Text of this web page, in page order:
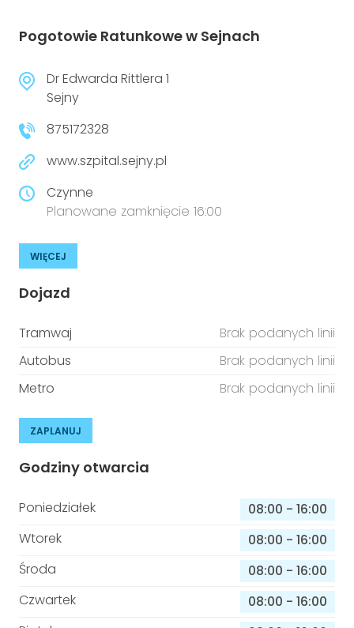
Pogotowie Ratunkowe w Sejnach
Dr Edwarda Rittlera 1
Sejny
875172328
www.szpital.sejny.pl
Czynne
Planowane zamknięcie 16:00
WIĘCEJ
Dojazd
Tramwaj
Brak podanych linii
Autobus
Brak podanych linii
Metro
Brak podanych linii
ZAPLANUJ
Godziny otwarcia
Poniedziałek 08:00 - 16:00
Wtorek
08:00 - 16:00
Środa
08:00 - 16:00
Czwartek
08:00 - 16:00